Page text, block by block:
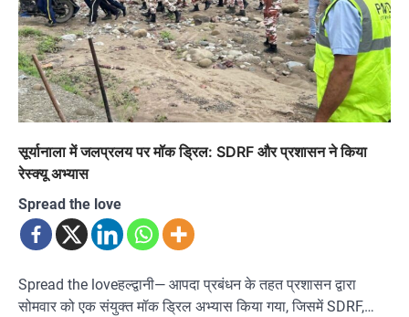
सूर्यानाला में जलप्रलय पर मॉक ड्रिल: SDRF और प्रशासन ने किया
रेस्क्यू अभ्यास
Spread the love
Spread the loveहल्द्वानी— आपदा प्रबंधन के तहत प्रशासन द्वारा
सोमवार को एक संयुक्त मॉक ड्रिल अभ्यास किया गया, जिसमें SDRF,…